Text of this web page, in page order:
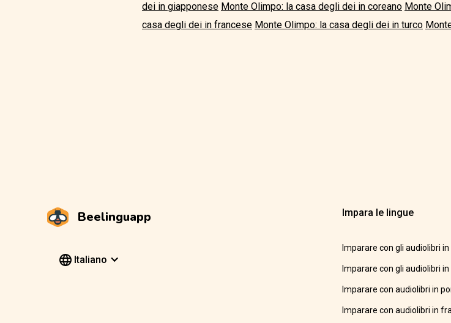
dei in giapponese Monte Olimpo: la casa degli dei in coreano Monte
casa degli dei in francese Monte Olimpo: la casa degli dei in turco
Beelinguapp
Italiano
Impara le lingue
Imparare con gli audiolibri
Imparare con gli audiolibri
Imparare con audiolibri in
Imparare con audiolibri in